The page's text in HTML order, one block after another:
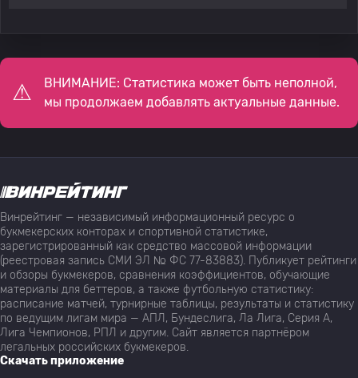
ВНИМАНИЕ: Статистика может быть неполной,
мы продолжаем добавлять актуальные данные.
Винрейтинг — независимый информационный ресурс о
букмекерских конторах и спортивной статистике,
зарегистрированный как средство массовой информации
(реестровая запись СМИ ЭЛ № ФС 77-83883). Публикует рейтинги
и обзоры букмекеров, сравнения коэффициентов, обучающие
материалы для беттеров, а также футбольную статистику:
расписание матчей, турнирные таблицы, результаты и статистику
по ведущим лигам мира — АПЛ, Бундеслига, Ла Лига, Серия А,
Лига Чемпионов, РПЛ и другим. Сайт является партнёром
легальных российских букмекеров.
Скачать приложение